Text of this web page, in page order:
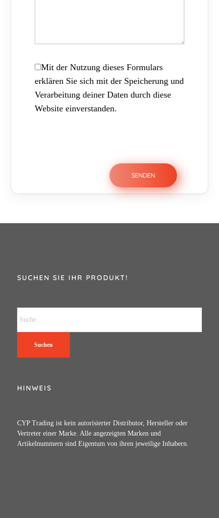
Mit der Nutzung dieses Formulars
erklären Sie sich mit der Speicherung und
Verarbeitung deiner Daten durch diese
Website einverstanden.
SUCHEN SIE IHR PRODUKT!
Suchen
HINWEIS
CYP Trading ist kein autorisierter Distributor, Hersteller oder
Vertreter einer Marke. Alle angezeigten Marken und
Artikelnummern sind Eigentum von ihren jeweilige Inhabern.